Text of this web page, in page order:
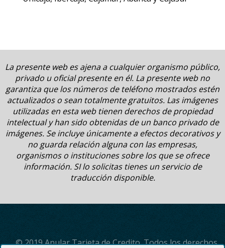
La presente web es ajena a cualquier organismo público,
privado u oficial presente en él. La presente web no
garantiza que los números de teléfono mostrados estén
actualizados o sean totalmente gratuitos. Las imágenes
utilizadas en esta web tienen derechos de propiedad
intelectual y han sido obtenidas de un banco privado de
imágenes. Se incluye únicamente a efectos decorativos y
no guarda relación alguna con las empresas,
organismos o instituciones sobre los que se ofrece
información. SI lo solicitas tienes un servicio de
traducción disponible.
© 2019 Anular Tarjeta de Credito. Todos los derechos